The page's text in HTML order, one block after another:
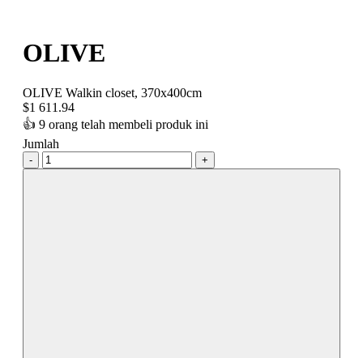
OLIVE
OLIVE Walkin closet, 370x400cm
$1 611.94
👍 9 orang telah membeli produk ini
Jumlah
- +